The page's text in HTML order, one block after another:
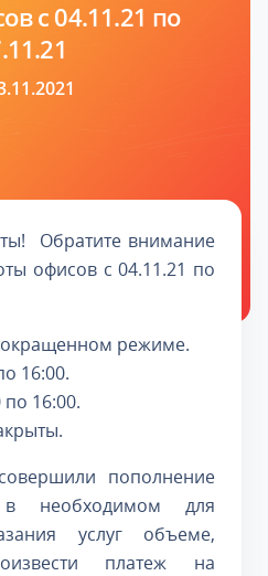
с 04.11.21 по
Обратите внимание
офисов с 04.11.21 по
режиме.
16:00.
по 16:00.
пополнение
необходимом для
услуг объеме,
платеж на